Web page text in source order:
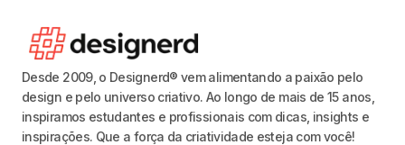
Desde 2009, o Designerd® vem alimentando a paixão pelo
design e pelo universo criativo. Ao longo de mais de 15 anos,
inspiramos estudantes e profissionais com dicas, insights e
inspirações. Que a força da criatividade esteja com você!